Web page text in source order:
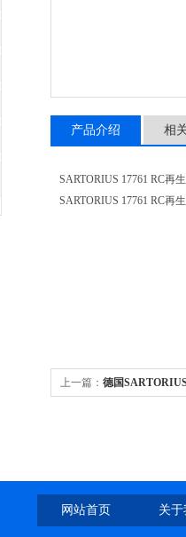
产品介绍 相
SARTORIUS 17761 RC再
SARTORIUS 17761 RC再
上一篇： 德国
网站首页 关